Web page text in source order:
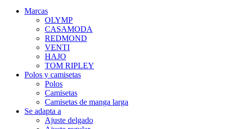
Marcas
OLYMP
CASAMODA
REDMOND
VENTI
HAJO
TOM RIPLEY
Polos y camisetas
Polos
Camisetas
Camisetas de manga larga
Se adapta a
Ajuste delgado